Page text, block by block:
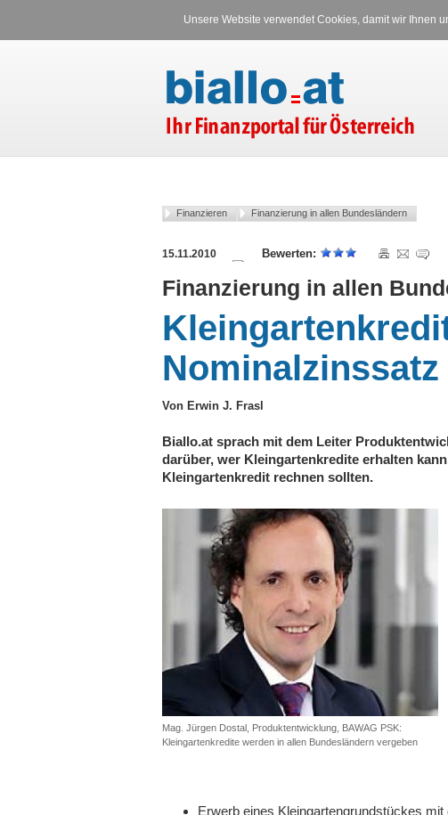
Unsere Website verwendet Cookies, damit wir Ihnen
Finanzieren Finanzierung in allen Bundesländern
15.11.2010
Finanzierung in allen
Nominalzinssatz
Von Erwin J. Frasl
Biallo.at sprach mit dem Leiter
darüber, wer Kleingartenkredite erhalten
Kleingartenkredit rechnen sollten.
Mag. Jürgen Dostal, Produktentwicklung, BAWAG PSK:
Kleingartenkredite werden in allen Bundesländern vergeben
Erwerb eines Kleingartengrundstückes mit